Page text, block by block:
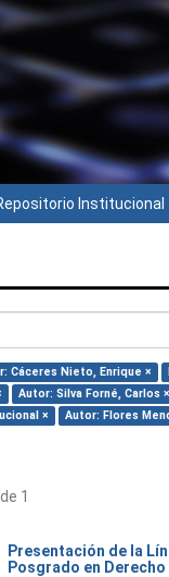
Institucional
Cáceres Nieto, Enrique ×
Autor: Silva Forné, Carlos ×
×
Autor: Flores
1
Presentación de la
Posgrado en Derecho